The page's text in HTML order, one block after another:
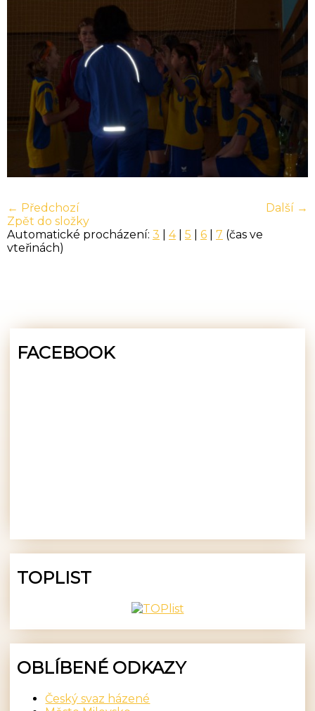
← Předchozí
Další →
Zpět do složky
Automatické procházení: 3 4| 5 6 7 (čas ve
vteřinách)
FACEBOOK
TOPLIST
OBLÍBENÉ ODKAZY
Český svaz házené